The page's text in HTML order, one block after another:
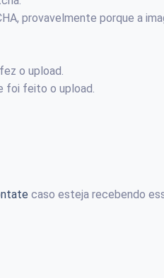
provavelmente porque a
o upload.
foi feito o upload.
caso esteja recebendo